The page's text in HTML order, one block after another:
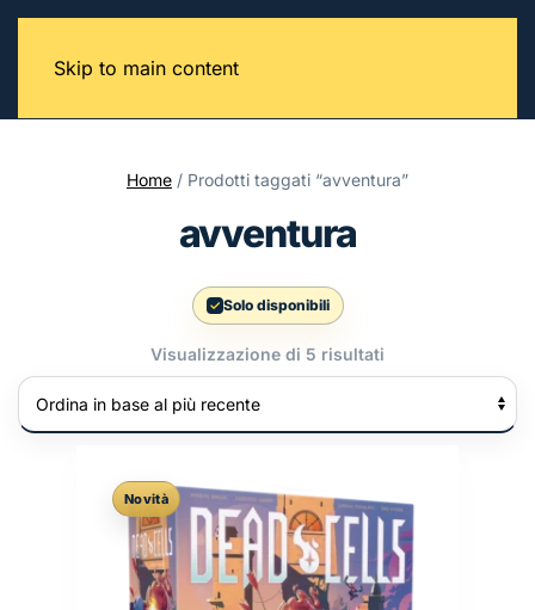
Skip to main content
Home / Prodotti taggati “avventura”
avventura
Solo disponibili
Visualizzazione di 5 risultati
in
più
Novità